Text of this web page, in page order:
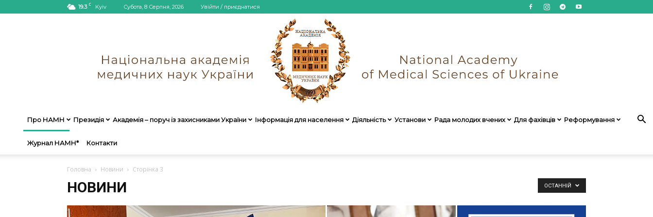
19.3 C Kyiv Субота, 8 Серпня, 2026 Увійти / приєднатися
Про НАМН Президія Академія – поруч із захисниками України Інформація для населення Діяльність Установи Рада молодих вчених Для фахівців Реформування
Журнал НАМН* Контакти
Головна Новини Сторінка 3
НОВИНИ ОСТАННІЙ